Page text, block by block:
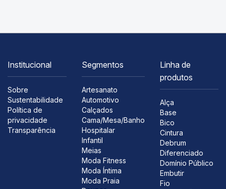
Institucional
Sobre
Sustentabilidade
Política de
privacidade
Transparência
Segmentos
Artesanato
Automotivo
Calçados
Cama/Mesa/Banho
Hospitalar
Infantil
Meias
Moda Fitness
Moda Íntima
Moda Praia
Linha de
produtos
Alça
Base
Bico
Cintura
Debrum
Diferenciado
Domínio Público
Embutir
Fio